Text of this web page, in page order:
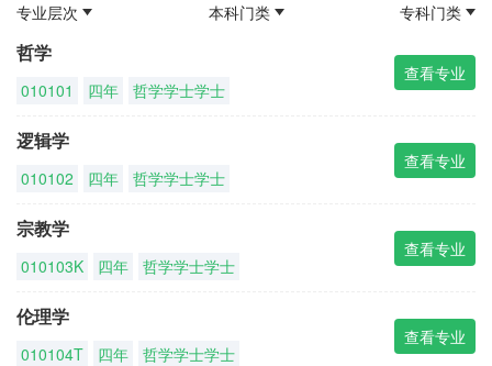
专业层次 本科门类 专科门类
哲学
010101 四年 哲学学士学士
查看专业
逻辑学
010102 四年 哲学学士学士
查看专业
宗教学
010103K 四年 哲学学士学士
查看专业
伦理学
010104T 四年 哲学学士学士
查看专业